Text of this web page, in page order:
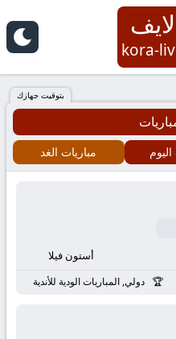
kora-
بتوقيت جهازك
مباريات الغد
أستون فيلا
دولي, المباريات الودية للأندية